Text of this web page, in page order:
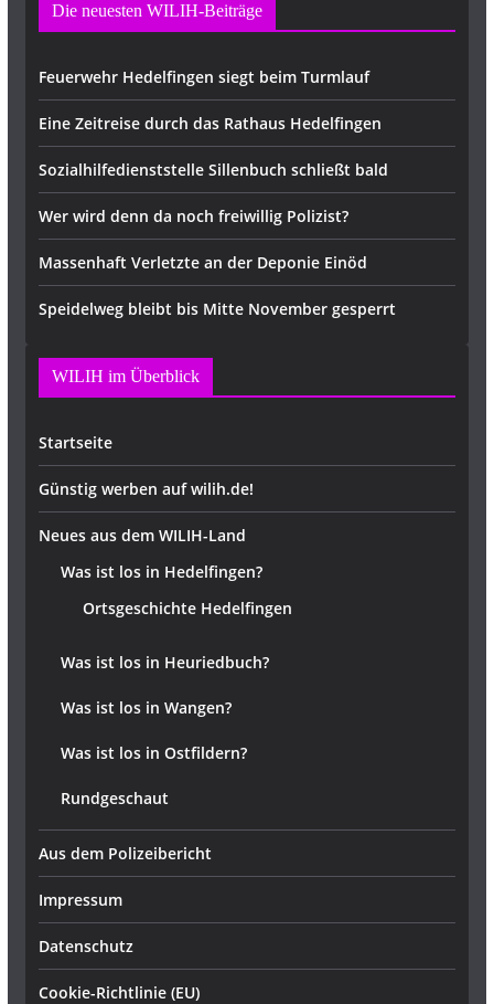
Die neuesten WILIH-Beiträge
Feuerwehr Hedelfingen siegt beim Turmlauf
Eine Zeitreise durch das Rathaus Hedelfingen
Sozialhilfedienststelle Sillenbuch schließt bald
Wer wird denn da noch freiwillig Polizist?
Massenhaft Verletzte an der Deponie Einöd
Speidelweg bleibt bis Mitte November gesperrt
WILIH im Überblick
Startseite
Günstig werben auf wilih.de!
Neues aus dem WILIH-Land
Was ist los in Hedelfingen?
Ortsgeschichte Hedelfingen
Was ist los in Heuriedbuch?
Was ist los in Wangen?
Was ist los in Ostfildern?
Rundgeschaut
Aus dem Polizeibericht
Impressum
Datenschutz
Cookie-Richtlinie (EU)